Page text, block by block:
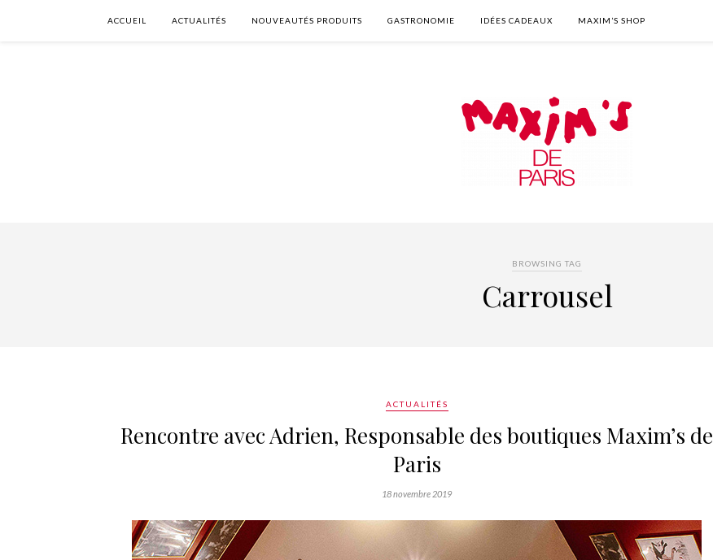
ACCUEIL ACTUALITÉS NOUVEAUTÉS PRODUITS GASTRONOMIE IDÉES CADEAUX MAXIM’S SHOP
BROWSING TAG
Carrousel
ACTUALITÉS
Rencontre avec Adrien, Responsable des boutiques Maxim’s de
Paris
18 novembre 2019